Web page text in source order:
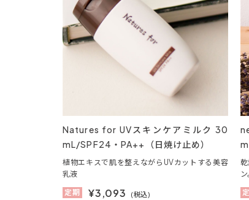
Natures for UVスキンケアミルク 30
mL/SPF24・PA++（日焼け止め）
植物エキスで肌を整えながらUVカットする美容
乳液
定期
¥3,093 (税込)